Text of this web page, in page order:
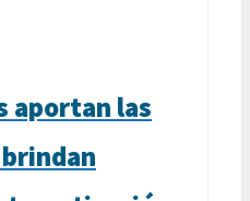
aportan las